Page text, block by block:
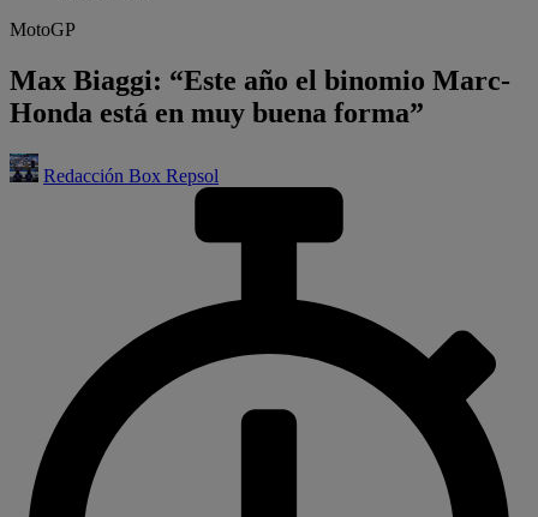
MotoGP
Max Biaggi: “Este año el binomio Marc-
Honda está en muy buena forma”
Redacción Box Repsol